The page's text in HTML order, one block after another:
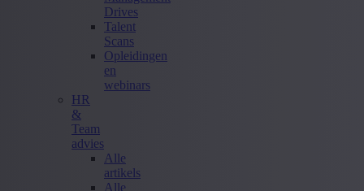
Drives
Talent
Scans
Opleidingen
en
webinars
HR
&
Team
advies
Alle
artikels
Alle